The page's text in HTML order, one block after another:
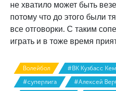
не хватило может быть
потому что до этого были
все отговорки. С таким
играть и в тоже время
Волейбол #ВК Кузбасс
#суперлига
#Алексей